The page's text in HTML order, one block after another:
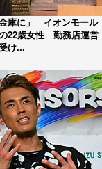
金庫に」 イオンモール
22歳女性 勤務店運営
け...